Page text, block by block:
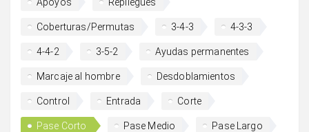
Coberturas/Permutas 3-4-3 4-3-3
4-4-2 3-5-2 Ayudas permanentes
Marcaje al hombre Desdoblamientos
Control Entrada Corte
Pase Corto Pase Medio Pase Largo